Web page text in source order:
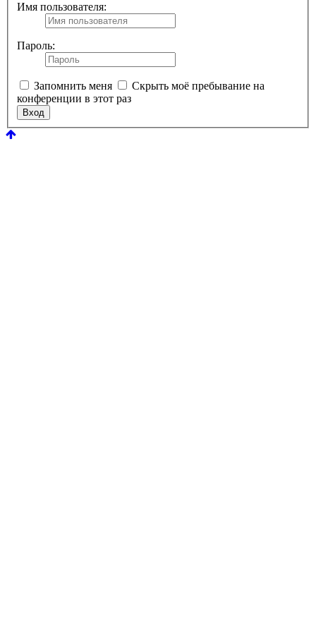
Имя пользователя:
Пароль:
Запомнить меня
Скрыть моё пребывание на
конференции в этот раз